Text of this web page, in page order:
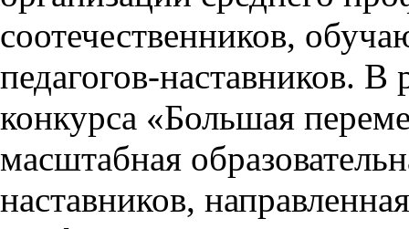
соотечественников,
педагогов-наставников. В
конкурса «Большая
масштабная
наставников,